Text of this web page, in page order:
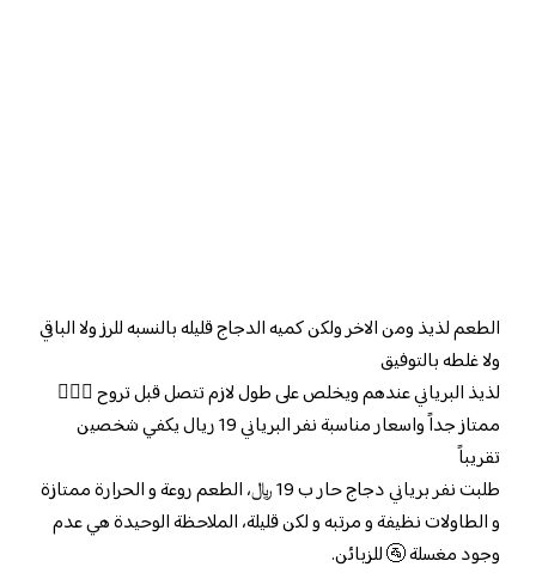
الطعم لذيذ ومن الاخر ولكن كميه الدجاج قليله بالنسبه للرز ولا الباقي
ولا غلطه بالتوفيق
لذيذ البرياني عندهم ويخلص على طول لازم تتصل قبل تروح 👌🏼😎
ممتاز جداً واسعار مناسبة نفر البرياني 19 ريال يكفي شخصين
تقريباً
طلبت نفر برياني دجاج حار ب 19 ﷼، الطعم روعة و الحرارة ممتازة
و الطاولات نظيفة و مرتبه و لكن قليلة، الملاحظة الوحيدة هي عدم
وجود مغسلة 🚰 للزبائن.